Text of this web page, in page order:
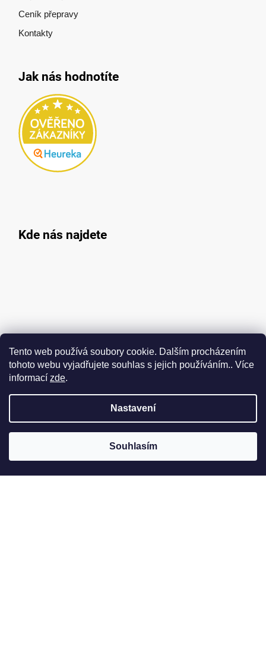
Tento web používá soubory cookie. Dalším procházením
tohoto webu vyjadřujete souhlas s jejich používáním.. Více
informací zde.
Nastavení
Souhlasím
Ceník přepravy
Kontakty
Jak nás hodnotíte
Kde nás najdete